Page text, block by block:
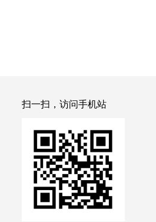
扫一扫，访问手机站